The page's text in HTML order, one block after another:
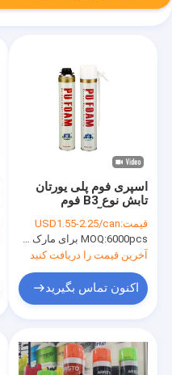
اسپری فوم پلی یورتان
تابش نوع B3 فوم
عایق / آب بندی
قیمت:USD1.55-2.25/can
MOQ:6000pcs برای مارک Aristo، 15000pcs برای نام تجاری OEM
آخرین قیمت را دریافت کنید
اکنون تماس بگیرید